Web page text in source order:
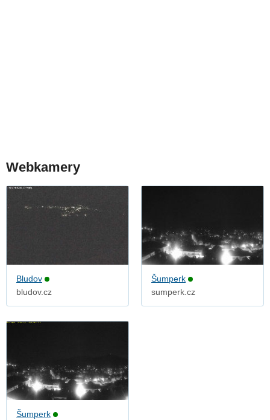
Webkamery
Bludov
bludov.cz
Šumperk
sumperk.cz
Šumperk